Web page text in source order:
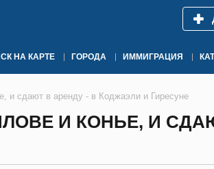
НА КАРТЕ ГОРОДА ИММИГРАЦИЯ
и сдают в аренду - в Коджаэли и Гиресуне
И КОНЬЕ, И